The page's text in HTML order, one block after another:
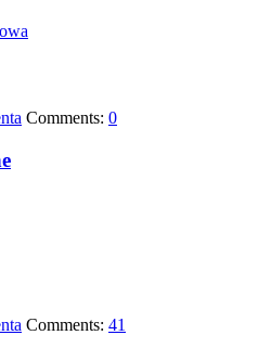
Comments: 0
Comments: 41